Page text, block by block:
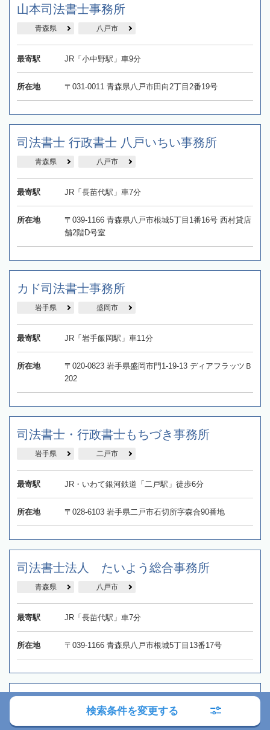
山本司法書士事務所
青森県 八戸市
最寄駅 JR「小中野駅」車9分
所在地 〒031-0011 青森県八戸市田向2丁目2番19号
司法書士 行政書士 八戸いちい事務所
青森県 八戸市
最寄駅 JR「長苗代駅」車7分
所在地
〒039-1166 青森県八戸市根城5丁目1番16号 西村貸店
舗2階D号室
カド司法書士事務所
岩手県 盛岡市
最寄駅 JR「岩手飯岡駅」車11分
所在地
〒020-0823 岩手県盛岡市門1-19-13 ディアフラッツＢ
202
司法書士・行政書士もちづき事務所
岩手県 二戸市
最寄駅 JR・いわて銀河鉄道「二戸駅」徒歩6分
所在地 〒028-6103 岩手県二戸市石切所字森合90番地
司法書士法人 たいよう総合事務所
青森県 八戸市
最寄駅 JR「長苗代駅」車7分
所在地 〒039-1166 青森県八戸市根城5丁目13番17号
むらだて事務所
検索条件を変更する